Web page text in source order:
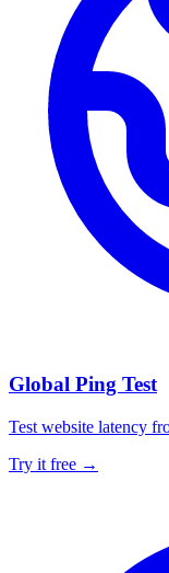
Global Ping Test
Test website latency
Try it free →